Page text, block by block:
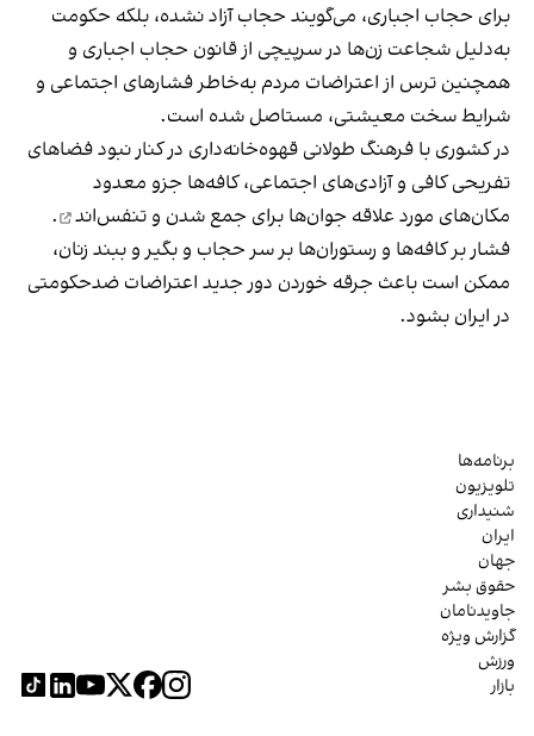
برای حجاب اجباری، می‌گویند حجاب آزاد نشده، بلکه حکومت
به‌دلیل شجاعت زن‌ها در سرپیچی از قانون حجاب اجباری و
همچنین ترس از اعتراضات مردم به‌خاطر فشارهای اجتماعی و
شرایط سخت معیشتی، مستاصل شده است.
در کشوری با فرهنگ طولانی قهوه‌‌خانه‌داری در کنار نبود فضاهای
تفریحی کافی و آزادی‌های اجتماعی، کافه‌ها جزو معدود
مکان‌های مورد علاقه جوان‌ها برای جمع شدن و تنفس‌اند
.
فشار بر کافه‌ها و رستوران‌ها بر سر حجاب و بگیر و ببند زنان،
ممکن است باعث جرقه خوردن دور جدید اعتراضات ضدحکومتی
در ایران بشود.
برنامه‌ها
تلویزیون
شنیداری
ایران
جهان
حقوق بشر
جاویدنامان
گزارش ویژه
ورزش
بازار